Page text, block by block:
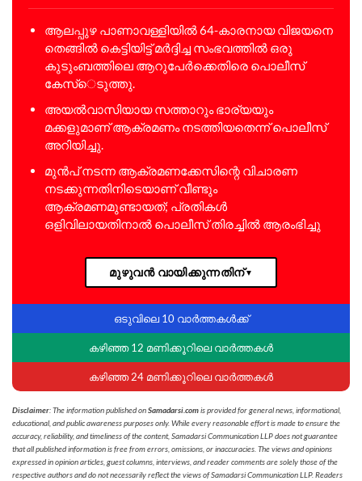
ആലപ്പുഴ പാണാവള്ളിയിൽ 64-കാരനായ വിജയനെ
തെങ്ങിൽ കെട്ടിയിട്ട് മർദ്ദിച്ച സംഭവത്തിൽ ഒരു
കുടുംബത്തിലെ ആറുപേർക്കെതിരെ പൊലീസ്
കേസ്െടുത്തു.
അയൽവാസിയായ സത്താറും ഭാര്യയും
മക്കളുമാണ് ആക്രമണം നടത്തിയതെന്ന് പൊലീസ്
അറിയിച്ചു.
മുൻപ് നടന്ന ആക്രമണക്കേസിന്റെ വിചാരണ
നടക്കുന്നതിനിടെയാണ് വീണ്ടും
ആക്രമണമുണ്ടായത്; പ്രതികൾ
ഒളിവിലായതിനാൽ പൊലീസ് തിരച്ചിൽ ആരംഭിച്ചു
മുഴുവൻ വായിക്കുന്നതിന്▼
ഒടുവിലെ 10 വാർത്തകൾക്ക്
കഴിഞ്ഞ 12 മണിക്കൂറിലെ വാർത്തകൾ
കഴിഞ്ഞ 24 മണിക്കൂറിലെ വാർത്തകൾ
Disclaimer: The information published onSamadarsi.comis provided for general news, informational,
educational, and public awareness purposes only. While every reasonable effort is made to ensure the
accuracy, reliability, and timeliness of the content, Samadarsi Communication LLP does not guarantee
that all published information is free from errors, omissions, or inaccuracies. The views and opinions
expressed in opinion articles, guest columns, interviews, and reader comments are solely those of the
respective authors and do not necessarily reflect the views of Samadarsi Communication LLP. Readers